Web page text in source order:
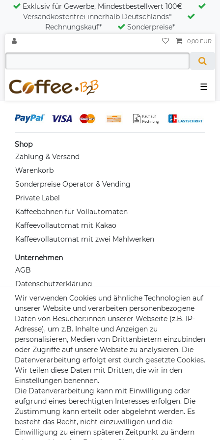
Exklusiv für Gewerbe, Mindestbestellwert 100€
Versandkostenfrei innerhalb Deutschlands*
Rechnungskauf*
Sonderpreise*
☰
0,00 EUR
Shop
Zahlung & Versand
Warenkorb
Sonderpreise Operator & Vending
Private Label
Kaffeebohnen für Vollautomaten
Kaffeevollautomat mit Kakao
Kaffeevollautomat mit zwei Mahlwerken
Unternehmen
AGB
Datenschutzerklärung
Widerrufsrecht
Impressum
Kontakt
Über uns
Mein Konto
Login
Registrieren
Versandpartner
Wir verwenden Cookies und ähnliche Technologien auf
unserer Website und verarbeiten personenbezogene
Daten von Besucher:innen unserer Webseite (z.B. IP-
Adresse), um z.B. Inhalte und Anzeigen zu
personalisieren, Medien von Drittanbietern einzubinden
oder Zugriffe auf unsere Website zu analysieren. Die
Datenverarbeitung erfolgt erst durch gesetzte Cookies.
Wir teilen diese Daten mit Dritten, die wir in den
Einstellungen benennen.
Die Datenverarbeitung kann mit Einwilligung oder
aufgrund eines berechtigten Interesses erfolgen. Die
Zustimmung kann erteilt oder abgelehnt werden. Es
besteht das Recht, nicht einzuwilligen und die
Einwilligung zu einem späteren Zeitpunkt zu ändern